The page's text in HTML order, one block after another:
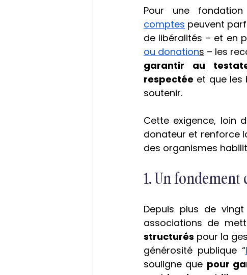
Pour une
comptes peuvent
de libéralités – et en
ou donations
garantir au
respectée et que les
soutenir.
Cette exigence, loin
donateur et renforce
des organismes
1. Un fondement
Depuis plus de
associations de
structurés pour la
générosité publique “
souligne que pour